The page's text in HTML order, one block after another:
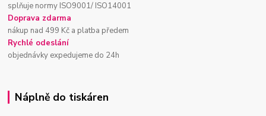
splňuje normy ISO9001/ ISO14001
Doprava zdarma
nákup nad 499 Kč a platba předem
Rychlé odeslání
objednávky expedujeme do 24h
Náplně do tiskáren